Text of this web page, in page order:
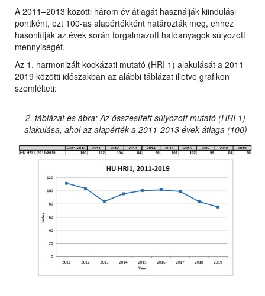
A 2011–2013 közötti három év átlagát használják kiindulási
pontként, ezt 100-as alapértékként határozták meg, ehhez
hasonlítják az évek során forgalmazott hatóanyagok súlyozott
mennyiségét.
Az 1. harmonizált kockázati mutató (HRI 1) alakulását a 2011-
2019 közötti időszakban az alábbi táblázat illetve grafikon
szemlélteti:
2. táblázat és ábra: Az összesített súlyozott mutató (HRI 1)
alakulása, ahol az alapérték a 2011-2013 évek átlaga (100)